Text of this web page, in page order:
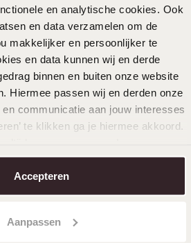
en analytische cookies. Ook
en data verzamelen om de
makkelijker en persoonlijker te
en data kunnen wij en derde
binnen en buiten onze website
Hiermee passen wij en derden onze
communicatie aan jouw interesses
te klikken ga je hiermee akkoord.
.
Accepteren
Aanpassen
maat & bestel
jou